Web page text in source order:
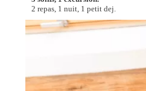
2 repas, 1 nuit, 1 petit dej.